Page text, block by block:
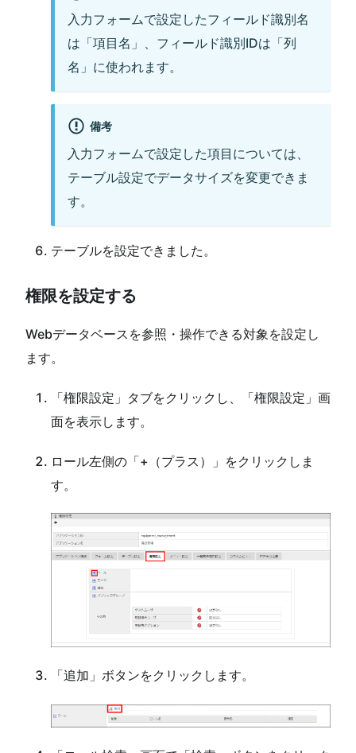
入力フォームで設定したフィールド識別名
は「項目名」、フィールド識別IDは「列
名」に使われます。
備考
入力フォームで設定した項目については、
テーブル設定でデータサイズを変更できま
す。
テーブルを設定できました。
権限を設定する
Webデータベースを参照・操作できる対象を設定し
ます。
「権限設定」タブをクリックし、「権限設定」画
面を表示します。
ロール左側の「+（プラス）」をクリックしま
す。
「追加」ボタンをクリックします。